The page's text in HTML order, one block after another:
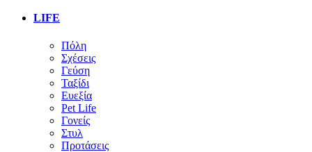
LIFE
Πόλη
Σχέσεις
Γεύση
Ταξίδι
Ευεξία
Pet Life
Γονείς
Στυλ
Προτάσεις